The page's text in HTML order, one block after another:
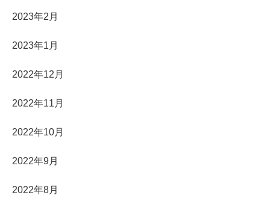
2023年2月
2023年1月
2022年12月
2022年11月
2022年10月
2022年9月
2022年8月